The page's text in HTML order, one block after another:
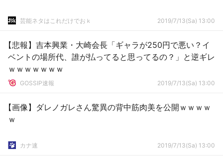
芸能ネタはこれだけでおｋ 2019/7/13(Sa) 13:00
【悲報】吉本興業・大崎会長「ギャラが250円で悪い？イ
ベントの場所代、誰が払ってると思ってるの？」と逆ギレ
ｗｗｗｗｗｗｗ
GOSSIP速報 2019/7/13(Sa) 13:00
【画像】ダレノガレさん驚異の背中筋肉美を公開ｗｗｗｗ
ｗ
カナ速 2019/7/13(Sa) 13:00